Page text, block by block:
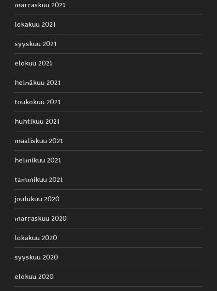
marraskuu 2021
lokakuu 2021
syyskuu 2021
elokuu 2021
heinäkuu 2021
toukokuu 2021
huhtikuu 2021
maaliskuu 2021
helmikuu 2021
tammikuu 2021
joulukuu 2020
marraskuu 2020
lokakuu 2020
syyskuu 2020
elokuu 2020